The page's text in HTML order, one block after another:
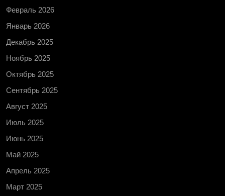
Февраль 2026
Январь 2026
Декабрь 2025
Ноябрь 2025
Октябрь 2025
Сентябрь 2025
Август 2025
Июль 2025
Июнь 2025
Май 2025
Апрель 2025
Март 2025